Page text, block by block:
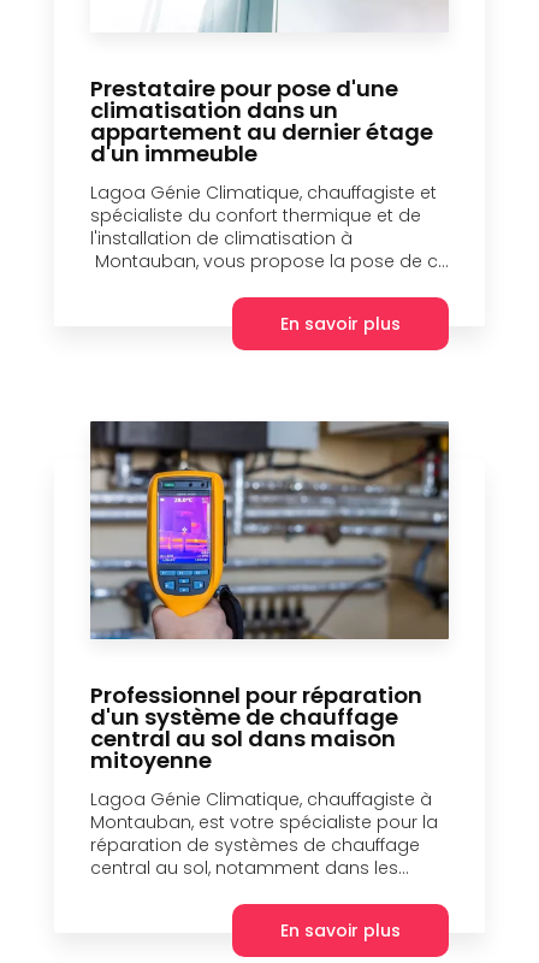
Prestataire pour pose d'une
climatisation dans un
appartement au dernier étage
d'un immeuble
Lagoa Génie Climatique, chauffagiste et
spécialiste du confort thermique et de
l'installation de climatisation à
Montauban, vous propose la pose de c...
En savoir plus
Professionnel pour réparation
d'un système de chauffage
central au sol dans maison
mitoyenne
Lagoa Génie Climatique, chauffagiste à
Montauban, est votre spécialiste pour la
réparation de systèmes de chauffage
central au sol, notamment dans les...
En savoir plus